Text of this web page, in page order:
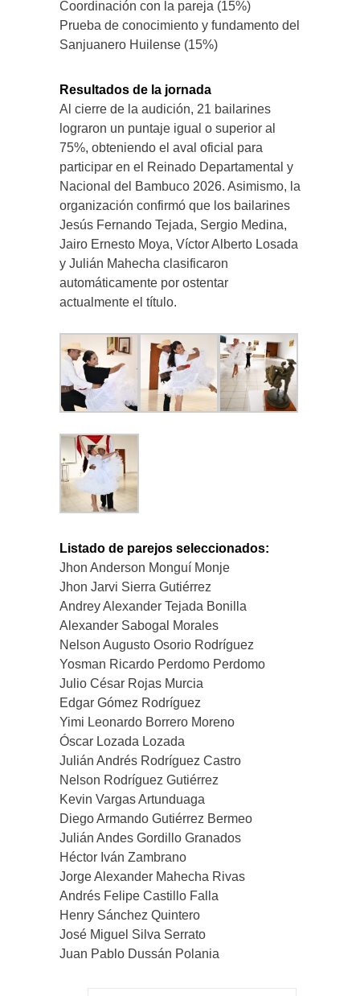
Coordinación con la pareja (15%)
Prueba de conocimiento y fundamento del
Sanjuanero Huilense (15%)
Resultados de la jornada
Al cierre de la audición, 21 bailarines
lograron un puntaje igual o superior al
75%, obteniendo el aval oficial para
participar en el Reinado Departamental y
Nacional del Bambuco 2026. Asimismo, la
organización confirmó que los bailarines
Jesús Fernando Tejada, Sergio Medina,
Jairo Ernesto Moya, Víctor Alberto Losada
y Julián Mahecha clasificaron
automáticamente por ostentar
actualmente el título.
Listado de parejos seleccionados:
Jhon Anderson Monguí Monje
Jhon Jarvi Sierra Gutiérrez
Andrey Alexander Tejada Bonilla
Alexander Sabogal Morales
Nelson Augusto Osorio Rodríguez
Yosman Ricardo Perdomo Perdomo
Julio César Rojas Murcia
Edgar Gómez Rodríguez
Yimi Leonardo Borrero Moreno
Óscar Lozada Lozada
Julián Andrés Rodríguez Castro
Nelson Rodríguez Gutiérrez
Kevin Vargas Artunduaga
Diego Armando Gutiérrez Bermeo
Julián Andes Gordillo Granados
Héctor Iván Zambrano
Jorge Alexander Mahecha Rivas
Andrés Felipe Castillo Falla
Henry Sánchez Quintero
José Miguel Silva Serrato
Juan Pablo Dussán Polania